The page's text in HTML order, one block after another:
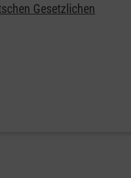
Gesetzlichen